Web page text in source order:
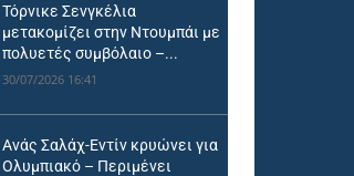
Τόρνικε Σενγκέλια
μετακομίζει στην Ντουμπάι με
πολυετές συμβόλαιο –...
30/07/2026 16:41
Ανάς Σαλάχ-Εντίν κρυώνει για
Ολυμπιακό – Περιμένει